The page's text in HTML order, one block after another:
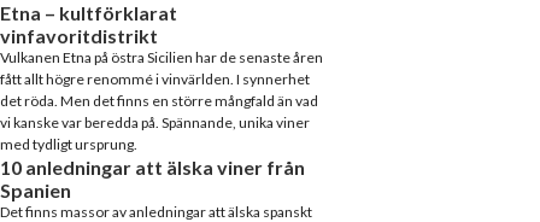
Etna – kultförklarat
vinfavoritdistrikt
Vulkanen Etna på östra Sicilien har de senaste åren
fått allt högre renommé i vinvärlden. I synnerhet
det röda. Men det finns en större mångfald än vad
vi kanske var beredda på. Spännande, unika viner
med tydligt ursprung.
10 anledningar att älska viner från
Spanien
Det finns massor av anledningar att älska spanskt